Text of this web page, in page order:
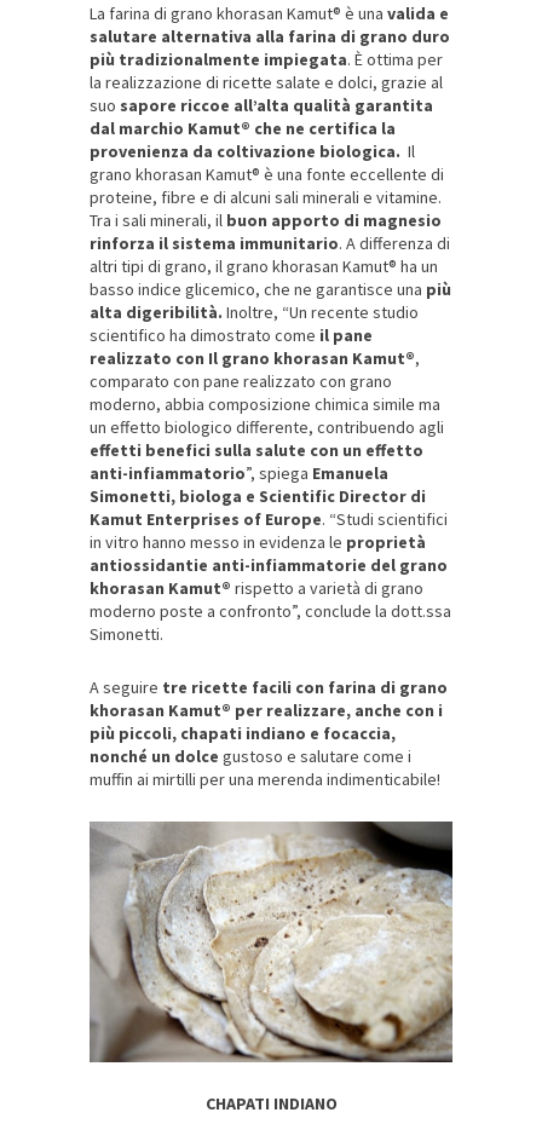
La farina di grano khorasan Kamut® è una valida e
salutare alternativa alla farina di grano duro
più tradizionalmente impiegata. È ottima per
la realizzazione di ricette salate e dolci, grazie al
suo sapore riccoe all’alta qualità garantita
dal marchio Kamut® che ne certifica la
provenienza da coltivazione biologica. Il
grano khorasan Kamut® è una fonte eccellente di
proteine, fibre e di alcuni sali minerali e vitamine.
Tra i sali minerali, il buon apporto di magnesio
rinforza il sistema immunitario. A differenza di
altri tipi di grano, il grano khorasan Kamut® ha un
basso indice glicemico, che ne garantisce una più
alta digeribilità. Inoltre, “Un recente studio
scientifico ha dimostrato come il pane
realizzato con Il grano khorasan Kamut®,
comparato con pane realizzato con grano
moderno, abbia composizione chimica simile ma
un effetto biologico differente, contribuendo agli
effetti benefici sulla salute con un effetto
anti-infiammatorio”, spiega Emanuela
Simonetti, biologa e Scientific Director di
Kamut Enterprises of Europe. “Studi scientifici
in vitro hanno messo in evidenza le proprietà
antiossidantie anti-infiammatorie del grano
khorasan Kamut® rispetto a varietà di grano
moderno poste a confronto”, conclude la dott.ssa
Simonetti.
A seguire tre ricette facili con farina di grano
khorasan Kamut® per realizzare, anche con i
più piccoli, chapati indiano e focaccia,
nonché un dolce gustoso e salutare come i
muffin ai mirtilli per una merenda indimenticabile!
CHAPATI INDIANO